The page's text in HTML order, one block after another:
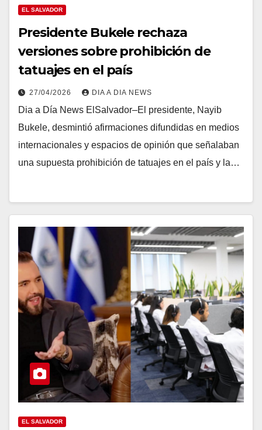
EL SALVADOR
Presidente Bukele rechaza
versiones sobre prohibición de
tatuajes en el país
27/04/2026 DIA A DIA NEWS
Dia a Día News ElSalvador–El presidente, Nayib
Bukele, desmintió afirmaciones difundidas en medios
internacionales y espacios de opinión que señalaban
una supuesta prohibición de tatuajes en el país y la…
EL SALVADOR